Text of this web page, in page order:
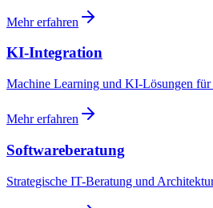
Mehr erfahren
KI-Integration
Machine Learning und KI-Lösungen für
Mehr erfahren
Softwareberatung
Strategische IT-Beratung und